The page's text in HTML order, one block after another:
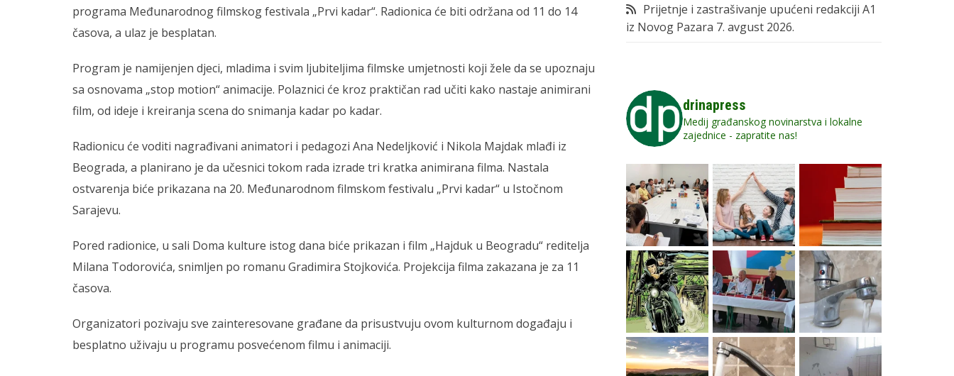
programa Međunarodnog filmskog festivala „Prvi kadar“. Radionica će biti održana od 11 do 14
časova, a ulaz je besplatan.
Program je namijenjen djeci, mladima i svim ljubiteljima filmske umjetnosti koji žele da se upoznaju
sa osnovama „stop motion“ animacije. Polaznici će kroz praktičan rad učiti kako nastaje animirani
film, od ideje i kreiranja scena do snimanja kadar po kadar.
Radionicu će voditi nagrađivani animatori i pedagozi Ana Nedeljković i Nikola Majdak mlađi iz
Beograda, a planirano je da učesnici tokom rada izrade tri kratka animirana filma. Nastala
ostvarenja biće prikazana na 20. Međunarodnom filmskom festivalu „Prvi kadar“ u Istočnom
Sarajevu.
Pored radionice, u sali Doma kulture istog dana biće prikazan i film „Hajduk u Beogradu“ reditelja
Milana Todorovića, snimljen po romanu Gradimira Stojkovića. Projekcija filma zakazana je za 11
časova.
Organizatori pozivaju sve zainteresovane građane da prisustvuju ovom kulturnom događaju i
besplatno uživaju u programu posvećenom filmu i animaciji.
Prijetnje i zastrašivanje upućeni redakciji A1
iz Novog Pazara 7. avgust 2026.
drinapress
Medij građanskog novinarstva i lokalne
zajednice - zapratite nas!